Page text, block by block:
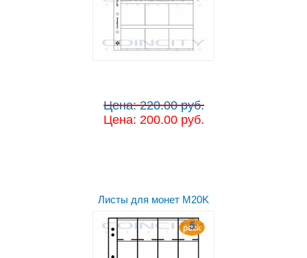
Цена: 220.00 руб.
Цена: 200.00 руб.
Листы для монет M20K